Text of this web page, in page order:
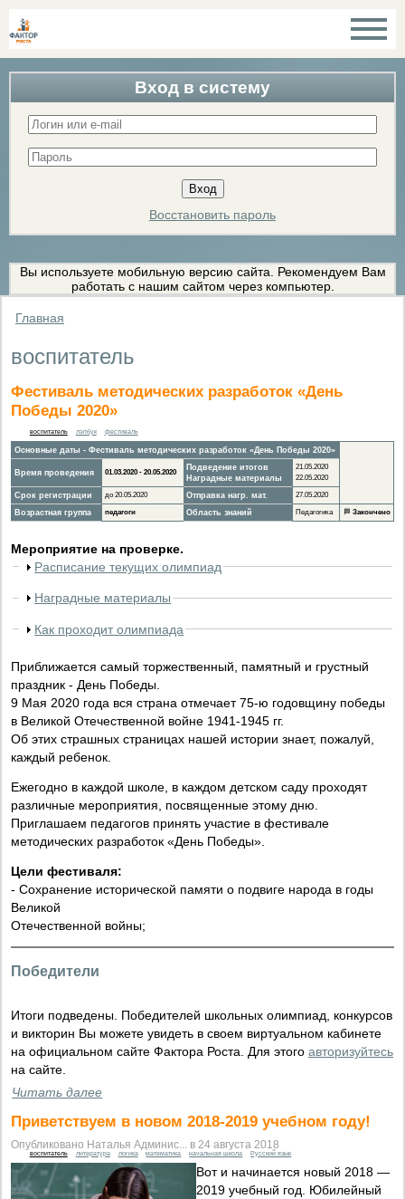
Вход в систему
Восстановить пароль
Вы используете мобильную версию сайта. Рекомендуем Вам
работать с нашим сайтом через компьютер.
Главная
воспитатель
Фестиваль методических разработок «День
Победы 2020»
воспитатель лэпбук фестиваль
Основные даты - Фестиваль методических разработок «День Победы 2020»
Время проведения 01.03.2020 - 20.05.2020
Подведение итогов
Наградные материалы
21.05.2020
22.05.2020
Срок регистрации до 20.05.2020 Отправка нагр. мат. 27.05.2020
Возрастная группа педагоги Область знаний Педагогика 🏁 Закончено
Мероприятие на проверке.
Расписание текущих олимпиад
Наградные материалы
Как проходит олимпиада
Приближается самый торжественный, памятный и грустный
праздник - День Победы.
9 Мая 2020 года вся страна отмечает 75-ю годовщину победы
в Великой Отечественной войне 1941-1945 гг.
Об этих страшных страницах нашей истории знает, пожалуй,
каждый ребенок.
Ежегодно в каждой школе, в каждом детском саду проходят
различные мероприятия, посвященные этому дню.
Приглашаем педагогов принять участие в фестивале
методических разработок «День Победы».
Цели фестиваля:
- Сохранение исторической памяти о подвиге народа в годы
Великой
Отечественной войны;
Победители
Итоги подведены. Победителей школьных олимпиад, конкурсов
и викторин Вы можете увидеть в своем виртуальном кабинете
на официальном сайте Фактора Роста. Для этого авторизуйтесь
на сайте.
Читать далее
Приветствуем в новом 2018-2019 учебном году!
Опубликовано Наталья Админис... в 24 августа 2018
воспитатель литература логика математика начальная школа Русский язык
Вот и начинается новый 2018 —
2019 учебный год. Юбилейный